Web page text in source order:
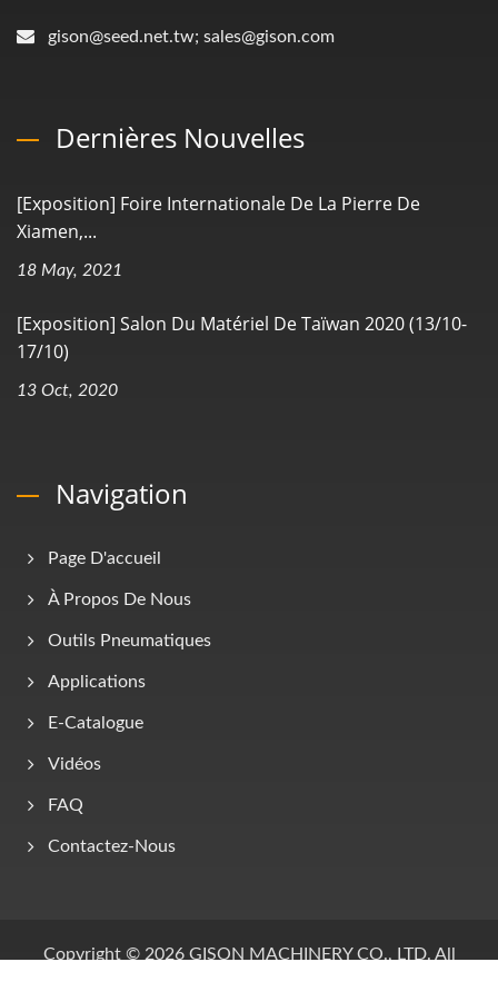
gison@seed.net.tw; sales@gison.com
Dernières Nouvelles
[Exposition] Foire Internationale De La Pierre De
Xiamen,...
18 May, 2021
[Exposition] Salon Du Matériel De Taïwan 2020 (13/10-
17/10)
13 Oct, 2020
Navigation
Page D'accueil
À Propos De Nous
Outils Pneumatiques
Applications
E-Catalogue
Vidéos
FAQ
Contactez-Nous
Copyright © 2026 GISON MACHINERY CO., LTD. All